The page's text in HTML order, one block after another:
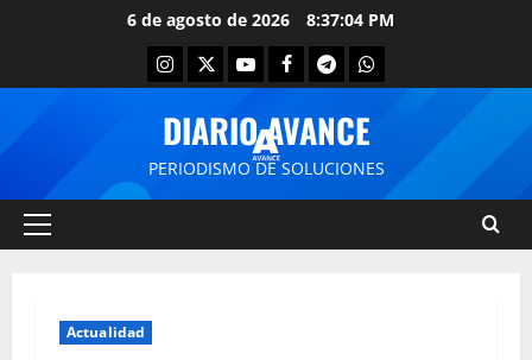
6 de agosto de 2026 8:37:05 PM
DIARIO AVANCE
PERIODISMO DE SOLUCIONES
Actualidad